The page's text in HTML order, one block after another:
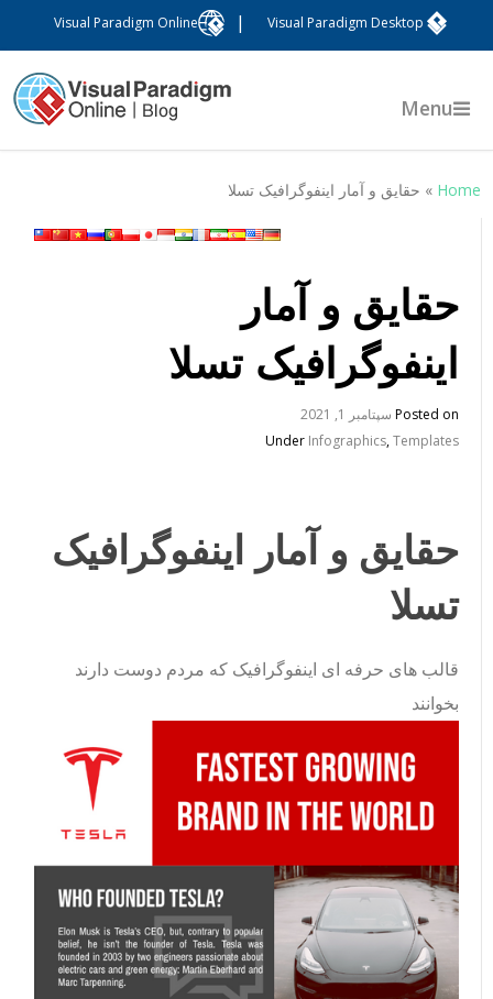
Visual Paradigm Desktop
Visual Paradigm Online
Menu
Home
» حقایق و آمار اینفوگرافیک تسلا
حقایق و آمار
اینفوگرافیک تسلا
Posted onسپتامبر 1, 2021
UnderInfographics,Templates
حقایق و آمار اینفوگرافیک
تسلا
قالب های حرفه ای اینفوگرافیک که مردم دوست دارند
بخوانند